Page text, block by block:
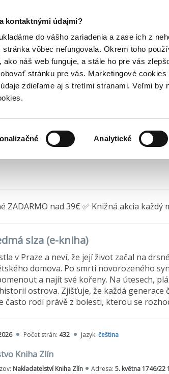
kontaktnými údajmi?
do vášho zariadenia a zase ich z
stránka vôbec nefungovala. Okrem toho
náš web funguje, a stále ho pre vás
stránku pre vás. Marketingové cookies
zdieľame aj s tretími stranami. Veľmi by
Analytické
Doplnky
Sedmá slza
slza (e-kniha)
ZADARMO nad 39€ ✅ Knižná akcia každý
slza (e-kniha)
v Praze a neví, že její život začal na
domova. Po smrti novorozeného
a najít své kořeny. Na útesech,
ostrova. Zjišťuje, že každá
často rodí právě z bolesti, kterou se
Počet strán: 432 Jazyk: čeština
Kniha Zlín
Nakladatelství Kniha Zlín Adresa: 5. května 1746/22